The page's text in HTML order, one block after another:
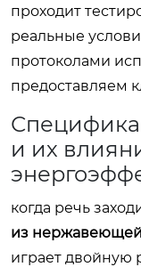
проходит
реальные
протоколами
предоставляем
и их
когда речь
из нержавеющей
играет двойную